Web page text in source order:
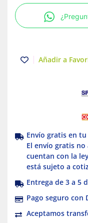
inteligente
Decora,
Wi-
cantidadAñadir a
Envío gratis en
El envío gratis
cuentan con la
está sujeto a
Entrega de 3 a 5
Pago seguro con
Aceptamos